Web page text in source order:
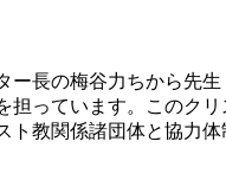
長の梅谷力ちから先
っています。このク
教関係諸団体と協力体